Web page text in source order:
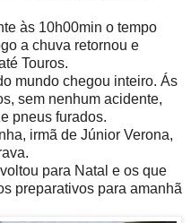
às 10h00min o tempo
a chuva retornou e
Touros.
mundo chegou inteiro. Ás
sem nenhum acidente,
pneus furados.
irmã de Júnior Verona,
para Natal e os que
preparativos para amanhã